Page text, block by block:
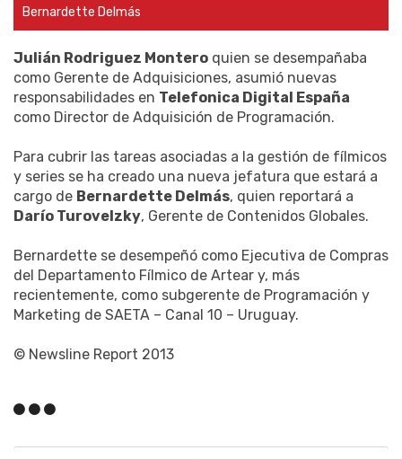
Bernardette Delmás
Julián Rodriguez Montero quien se desempañaba
como Gerente de Adquisiciones, asumió nuevas
responsabilidades en Telefonica Digital España
como Director de Adquisición de Programación.
Para cubrir las tareas asociadas a la gestión de fílmicos
y series se ha creado una nueva jefatura que estará a
cargo de Bernardette Delmás, quien reportará a
Darío Turovelzky, Gerente de Contenidos Globales.
Bernardette se desempeñó como Ejecutiva de Compras
del Departamento Fílmico de Artear y, más
recientemente, como subgerente de Programación y
Marketing de SAETA – Canal 10 – Uruguay.
© Newsline Report 2013